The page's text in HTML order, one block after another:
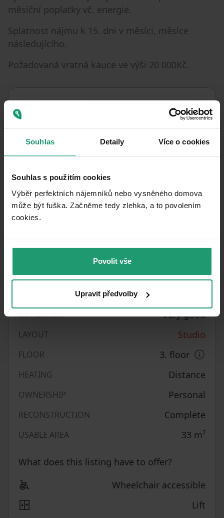
Souhlas Detaily Více o cookies
Souhlas s použitím cookies
Výběr perfektních nájemníků nebo vysněného domova
může být fuška. Začněme tedy zlehka, a to povolením
cookies.​
Povolit vše
Upravit předvolby
měsíční poplatky vč. energie.
Splatnost nájmu k 15. dni v měsíci, měsíce
následujícího.
Požadovaná vratná kauce ve výši 20 000Kč.
Property characteristics
AVAILABLE FROM 14/06/2026
BUILDING
CONSTRUCTION
FULLY FURNISHED
DESIGN Standard
LISTING ID
EPC
D - Less
LOCATION Quiet area
PRICE PER UNIT CZK 500
CONDITION Very good
LAYOUT Studio
FLOOR 3. floor
HEATING Distance
OWNERSHIP Personal
RECONSTRUCTION Complete
USABLE AREA 33 m²
What does this listing have to offer?
Wheelchair accessible
Lift